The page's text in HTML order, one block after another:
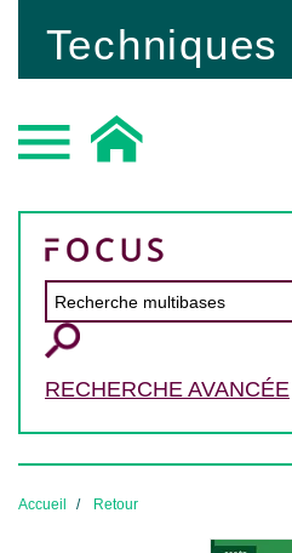
RECHERCHE AVANCÉE
Accueil Retour